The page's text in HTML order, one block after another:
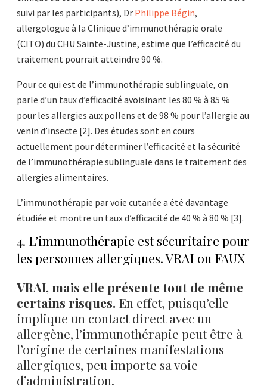
suivi par les participants), Dr Philippe Bégin,
allergologue à la Clinique d’immunothérapie orale
(CITO) du CHU Sainte-Justine, estime que l’efficacité du
traitement pourrait atteindre 90 %.
Pour ce qui est de l’immunothérapie sublinguale, on
parle d’un taux d’efficacité avoisinant les 80 % à 85 %
pour les allergies aux pollens et de 98 % pour l’allergie au
venin d’insecte [2]. Des études sont en cours
actuellement pour déterminer l’efficacité et la sécurité
de l’immunothérapie sublinguale dans le traitement des
allergies alimentaires.
L’immunothérapie par voie cutanée a été davantage
étudiée et montre un taux d’efficacité de 40 % à 80 % [3].
4. L’immunothérapie est sécuritaire pour
les personnes allergiques. VRAI ou FAUX
VRAI, mais elle présente tout de même
certains risques. En effet, puisqu’elle
implique un contact direct avec un
allergène, l’immunothérapie peut être à
l’origine de certaines manifestations
allergiques, peu importe sa voie
d’administration.